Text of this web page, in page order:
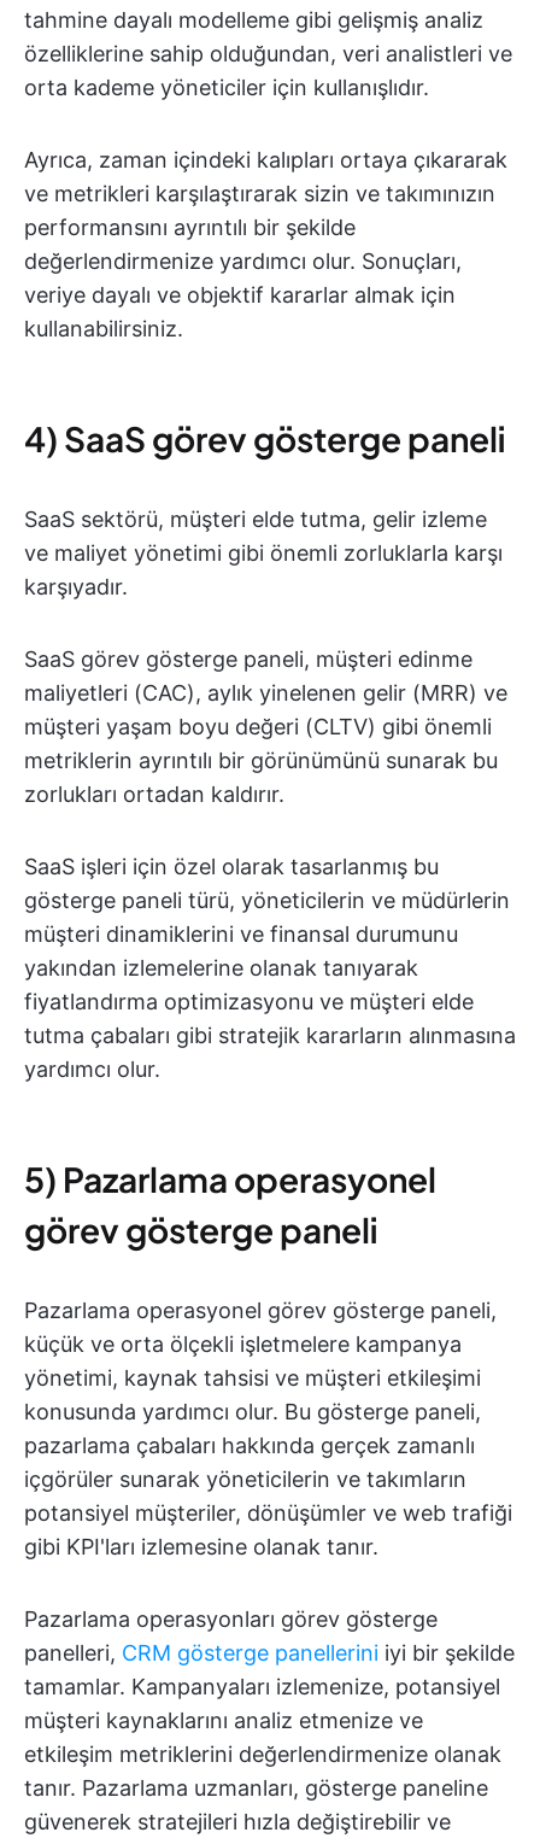
tahmine dayalı modelleme gibi gelişmiş analiz
özelliklerine sahip olduğundan, veri analistleri ve
orta kademe yöneticiler için kullanışlıdır.
Ayrıca, zaman içindeki kalıpları ortaya çıkararak
ve metrikleri karşılaştırarak sizin ve takımınızın
performansını ayrıntılı bir şekilde
değerlendirmenize yardımcı olur. Sonuçları,
veriye dayalı ve objektif kararlar almak için
kullanabilirsiniz.
4) SaaS görev gösterge paneli
SaaS sektörü, müşteri elde tutma, gelir izleme
ve maliyet yönetimi gibi önemli zorluklarla karşı
karşıyadır.
SaaS görev gösterge paneli, müşteri edinme
maliyetleri (CAC), aylık yinelenen gelir (MRR) ve
müşteri yaşam boyu değeri (CLTV) gibi önemli
metriklerin ayrıntılı bir görünümünü sunarak bu
zorlukları ortadan kaldırır.
SaaS işleri için özel olarak tasarlanmış bu
gösterge paneli türü, yöneticilerin ve müdürlerin
müşteri dinamiklerini ve finansal durumunu
yakından izlemelerine olanak tanıyarak
fiyatlandırma optimizasyonu ve müşteri elde
tutma çabaları gibi stratejik kararların alınmasına
yardımcı olur.
5) Pazarlama operasyonel
görev gösterge paneli
Pazarlama operasyonel görev gösterge paneli,
küçük ve orta ölçekli işletmelere kampanya
yönetimi, kaynak tahsisi ve müşteri etkileşimi
konusunda yardımcı olur. Bu gösterge paneli,
pazarlama çabaları hakkında gerçek zamanlı
içgörüler sunarak yöneticilerin ve takımların
potansiyel müşteriler, dönüşümler ve web trafiği
gibi KPI'ları izlemesine olanak tanır.
Pazarlama operasyonları görev gösterge
panelleri, CRM gösterge panellerini iyi bir şekilde
tamamlar. Kampanyaları izlemenize, potansiyel
müşteri kaynaklarını analiz etmenize ve
etkileşim metriklerini değerlendirmenize olanak
tanır. Pazarlama uzmanları, gösterge paneline
güvenerek stratejileri hızla değiştirebilir ve